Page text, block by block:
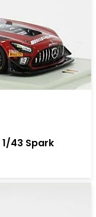
1/43 Spark